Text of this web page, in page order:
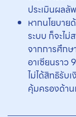
ประเมินผลลั
หากนโยบา
ระบบ ก็จะไม่
จากการศึกษ
อาเซียนราว
ไม่ได้สิทธิรับ
คุ้มครองด้า